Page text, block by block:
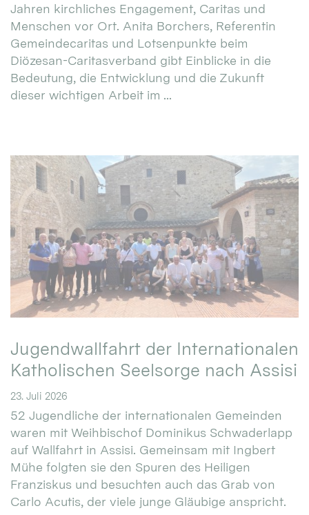
Jahren kirchliches Engagement, Caritas und
Menschen vor Ort. Anita Borchers, Referentin
Gemeindecaritas und Lotsenpunkte beim
Diözesan-Caritasverband gibt Einblicke in die
Bedeutung, die Entwicklung und die Zukunft
dieser wichtigen Arbeit im ...
Jugendwallfahrt der Internationalen
Katholischen Seelsorge nach Assisi
23. Juli 2026
52 Jugendliche der internationalen Gemeinden
waren mit Weihbischof Dominikus Schwaderlapp
auf Wallfahrt in Assisi. Gemeinsam mit Ingbert
Mühe folgten sie den Spuren des Heiligen
Franziskus und besuchten auch das Grab von
Carlo Acutis, der viele junge Gläubige anspricht.